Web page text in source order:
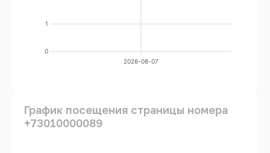
0
1
2026-08-07
График посещения страницы номера
+73010000089